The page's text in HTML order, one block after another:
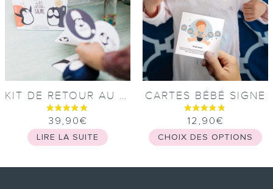
KIT DE RETOUR AU CALME
39,90€
LIRE LA SUITE
CARTES BÉBÉ SIGNE
12,90€
CHOIX DES OPTIONS